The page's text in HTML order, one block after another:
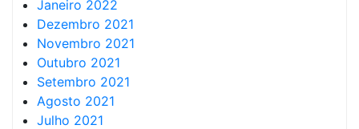
Janeiro 2022
Dezembro 2021
Novembro 2021
Outubro 2021
Setembro 2021
Agosto 2021
Julho 2021